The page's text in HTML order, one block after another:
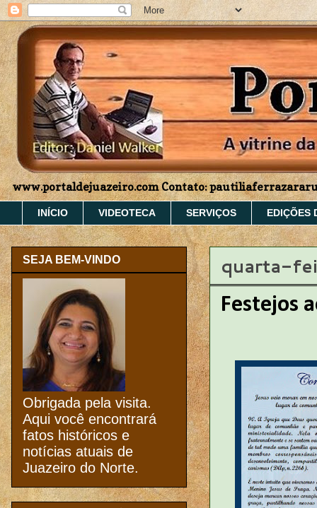
www.portaldejuazeiro.com Contato:
INÍCIO VIDEOTECA SERVIÇOS EDIÇÕES
quarta-
Festejos
SEJA BEM-VINDO
Obrigada pela visita.
Aqui você encontrará
fatos históricos e
notícias atuais de
Juazeiro do Norte.